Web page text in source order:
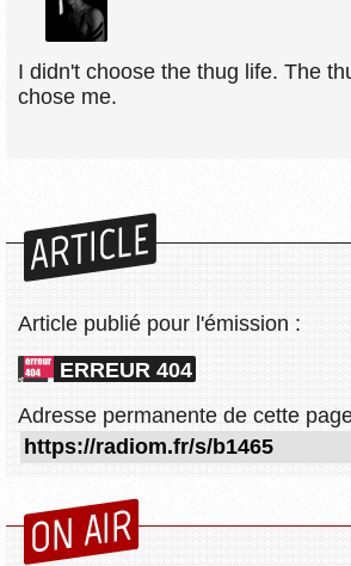
I didn't choose the thug life. The
chose me.
ARTICLE
Article publié pour l'émission :
ERREUR 404
Adresse permanente de cette
ON AIR